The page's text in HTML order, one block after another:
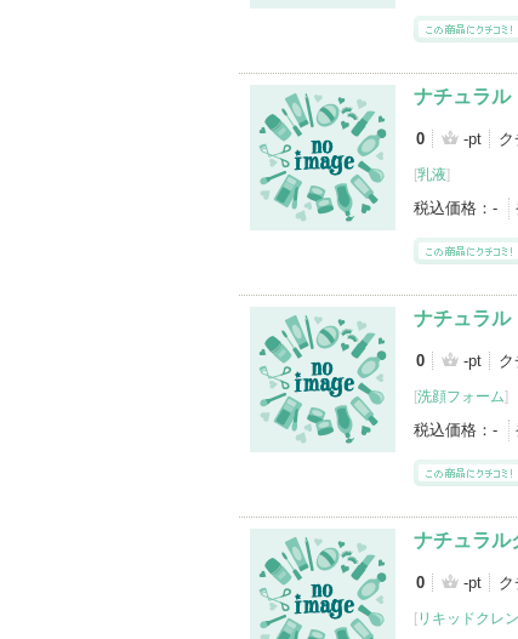
ナチュラ
0 -pt ク
[乳液]
税込価格： -
ナチュラ
0 -pt ク
[洗顔フォーム]
税込価格： -
ナチュラル
0 -pt ク
[ リキッドクレ